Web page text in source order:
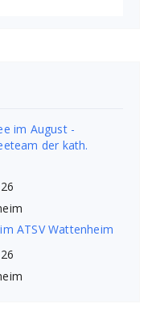
im August -
der kath.
ATSV Wattenheim